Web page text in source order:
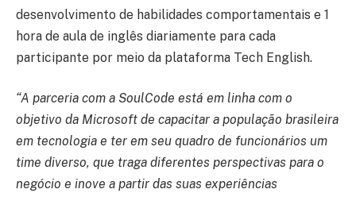
desenvolvimento de habilidades comportamentais e 1
hora de aula de inglês diariamente para cada
participante por meio da plataforma Tech English.
“A parceria com a SoulCode está em linha com o
objetivo da Microsoft de capacitar a população brasileira
em tecnologia e ter em seu quadro de funcionários um
time diverso, que traga diferentes perspectivas para o
negócio e inove a partir das suas experiências